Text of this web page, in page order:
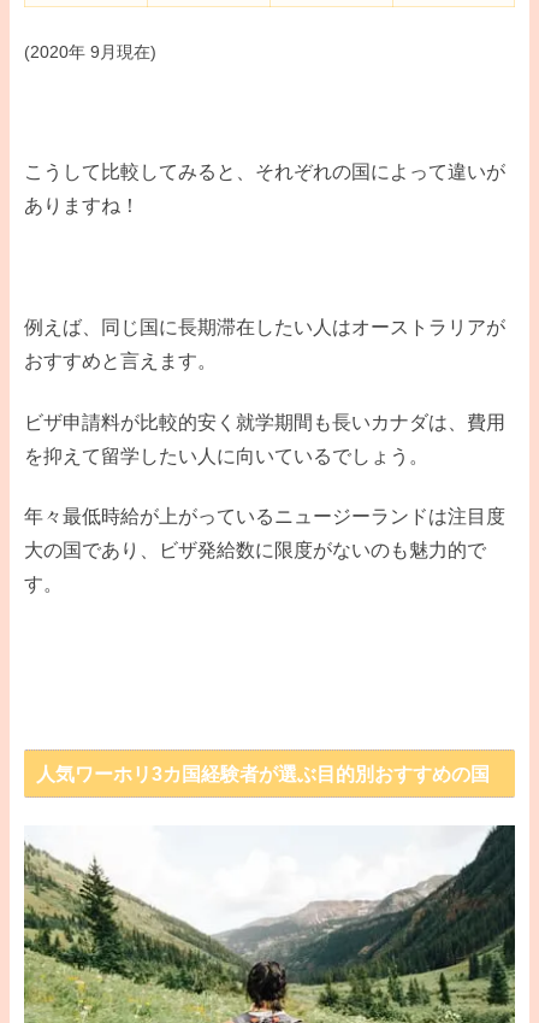
(2020年 9月現在)
こうして比較してみると、それぞれの国によって違いが
ありますね！
例えば、同じ国に長期滞在したい人はオーストラリアが
おすすめと言えます。
ビザ申請料が比較的安く就学期間も長いカナダは、費用
を抑えて留学したい人に向いているでしょう。
年々最低時給が上がっているニュージーランドは注目度
大の国であり、ビザ発給数に限度がないのも魅力的で
す。
人気ワーホリ3カ国経験者が選ぶ目的別おすすめの国